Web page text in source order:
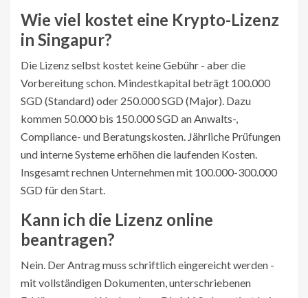
Wie viel kostet eine Krypto-Lizenz
in Singapur?
Die Lizenz selbst kostet keine Gebühr - aber die
Vorbereitung schon. Mindestkapital beträgt 100.000
SGD (Standard) oder 250.000 SGD (Major). Dazu
kommen 50.000 bis 150.000 SGD an Anwalts-,
Compliance- und Beratungskosten. Jährliche Prüfungen
und interne Systeme erhöhen die laufenden Kosten.
Insgesamt rechnen Unternehmen mit 100.000-300.000
SGD für den Start.
Kann ich die Lizenz online
beantragen?
Nein. Der Antrag muss schriftlich eingereicht werden -
mit vollständigen Dokumenten, unterschriebenen